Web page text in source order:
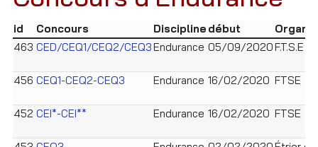
id Concours Discipline début
463 CED/CEQ1/CEQ2/CEQ3Endurance 05/09/2020F.T.S.E
456 CEQ1-CEQ2-CEQ3 Endurance 16/02/2020 FTSE
452 CEI*-CEI** Endurance 16/02/2020 FTSE